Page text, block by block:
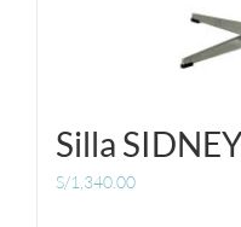
Silla
S/1,340.00